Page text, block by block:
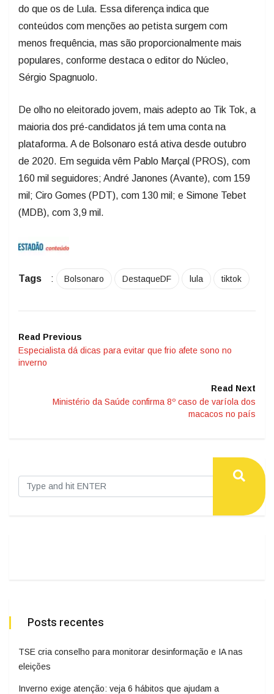
do que os de Lula. Essa diferença indica que
conteúdos com menções ao petista surgem com
menos frequência, mas são proporcionalmente mais
populares, conforme destaca o editor do Núcleo,
Sérgio Spagnuolo.
De olho no eleitorado jovem, mais adepto ao Tik Tok, a
maioria dos pré-candidatos já tem uma conta na
plataforma. A de Bolsonaro está ativa desde outubro
de 2020. Em seguida vêm Pablo Marçal (PROS), com
160 mil seguidores; André Janones (Avante), com 159
mil; Ciro Gomes (PDT), com 130 mil; e Simone Tebet
(MDB), com 3,9 mil.
Tags : Bolsonaro DestaqueDF lula tiktok
Read Previous
Especialista dá dicas para evitar que frio afete sono no
inverno
Read Next
Ministério da Saúde confirma 8º caso de varíola dos
macacos no país
Posts recentes
TSE cria conselho para monitorar desinformação e IA nas
eleições
Inverno exige atenção: veja 6 hábitos que ajudam a